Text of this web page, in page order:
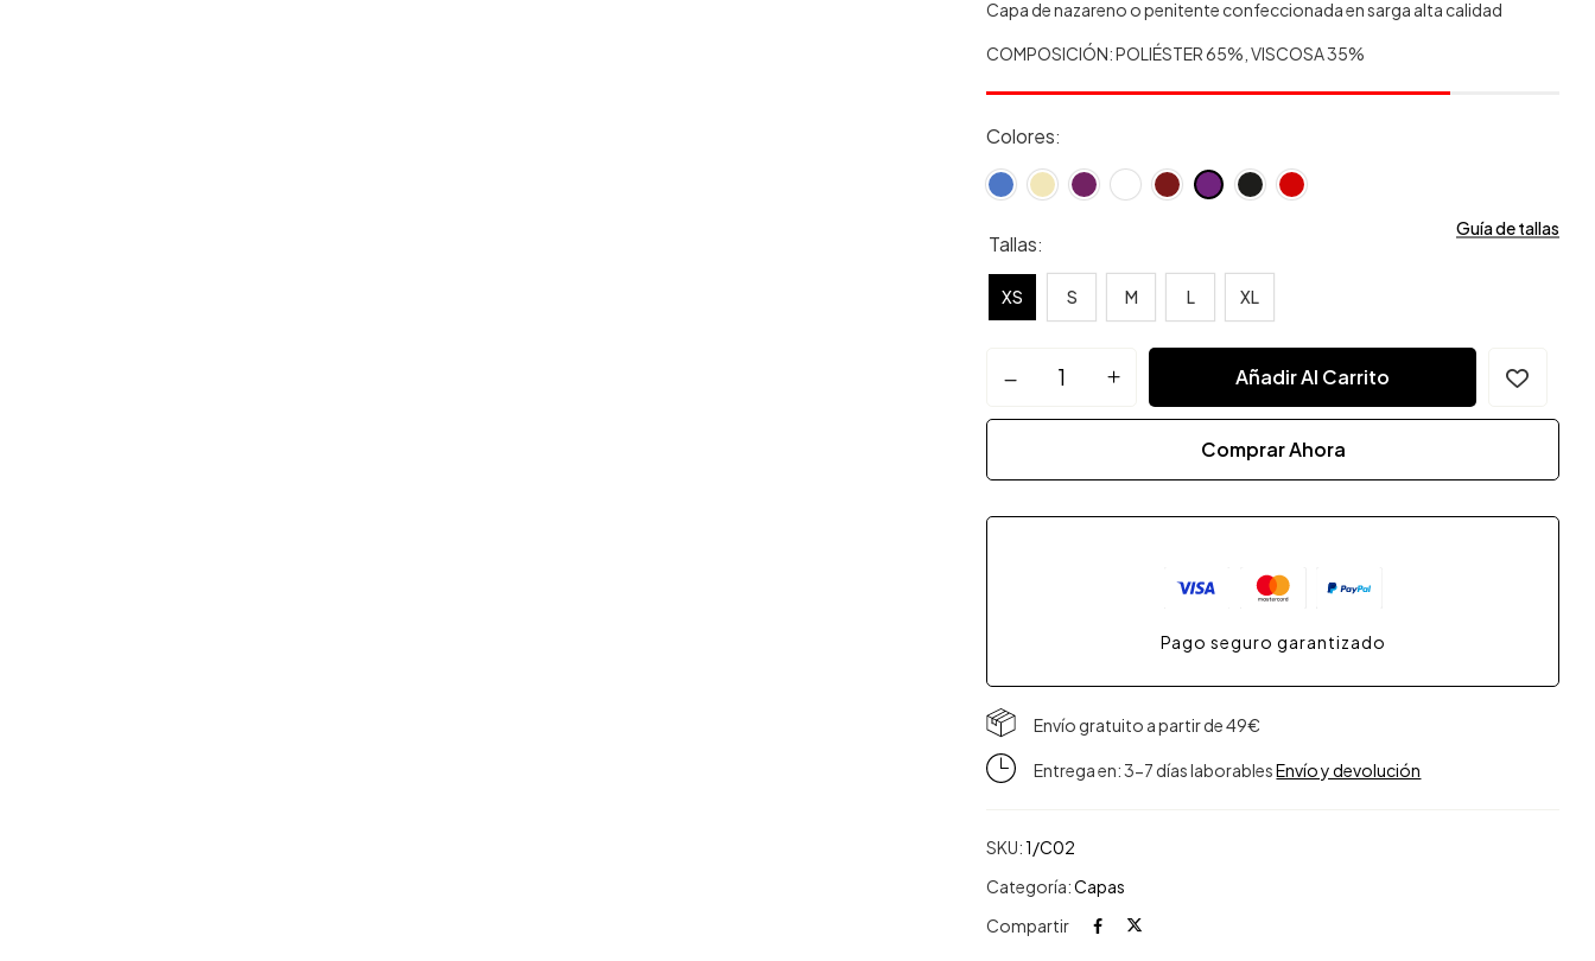
Capa de nazareno o penitente confeccionada en sarga alta calidad
COMPOSICIÓN: POLIÉSTER 65%, VISCOSA 35%
Guía de tallas
Colores
Tallas
XS S M L XL
Añadir Al Carrito
Comprar Ahora
Pago seguro garantizado
Envío gratuito a partir de 49€
Entrega en: 3-7 días laborablesEnvío y devolución
SKU:1/C02
Categoría:Capas
Compartir